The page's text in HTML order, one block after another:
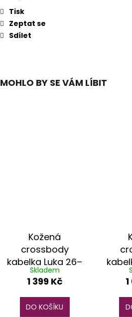
Tisk
Zeptat se
Sdílet
MOHLO BY SE VÁM LÍBIT
Kožená
crossbody
kabelka Luka 26–
126 bílá
Skladem
1 399 Kč
DO KOŠÍKU